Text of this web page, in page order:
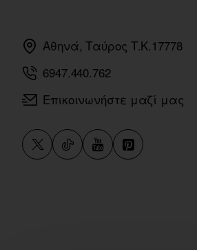
Αθηνά, Ταύρος Τ.Κ.17778
6947.440.762
Επικοινωνήστε μαζί μας